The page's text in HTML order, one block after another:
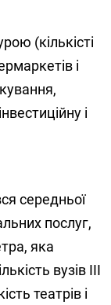
(кількісті
і
і
середньої
послуг,
яка
вузів III
театрів і